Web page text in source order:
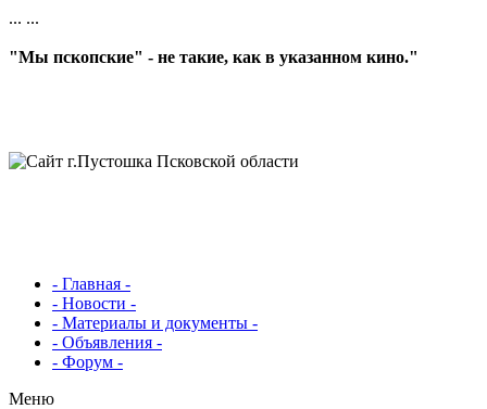
... ...
"Мы пскопские" - не такие, как в указанном кино."
- Главная -
- Новости -
- Материалы и документы -
- Объявления -
- Форум -
Меню